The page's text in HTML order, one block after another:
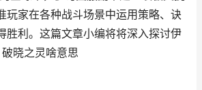
玩家在各种战斗场景中运用策略、诀
胜利。这篇文章小编将将深入探讨伊
晓之灵啥意思